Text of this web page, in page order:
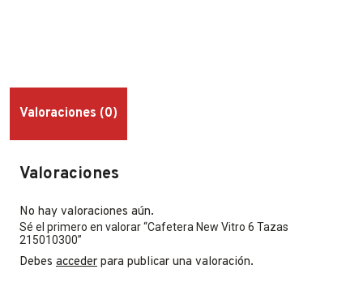
Valoraciones (0)
Valoraciones
No hay valoraciones aún.
Sé el primero en valorar “Cafetera New Vitro 6 Tazas
215010300”
Debes acceder para publicar una valoración.